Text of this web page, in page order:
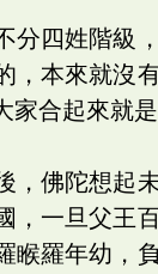
分四姓階級
，本來就沒
合起來就是
，佛陀想起
，一旦父王
睺羅年幼，